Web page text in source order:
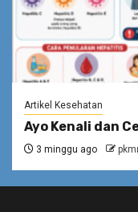
Artikel Kesehatan
Ayo Kenali dan
3 minggu ago